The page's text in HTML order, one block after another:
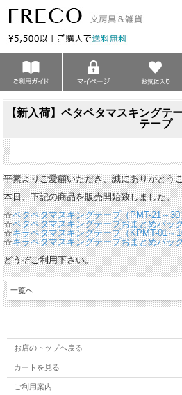
【新入荷】ペタペタマスキングテ
テープ
平素よりご愛顧いただき、誠にありがとう
本日、下記の商品を販売開始致しました。
☆ペタペタマスキングテープ（PMT-21～30
☆ペタペタマスキングテープおまとめパッ
☆キラペタマスキングテープ（KPMT-01～
☆キラペタマスキングテープおまとめパッ
どうぞご利用下さい。
一覧へ
お店のトップへ戻る
カートを見る
ご利用案内